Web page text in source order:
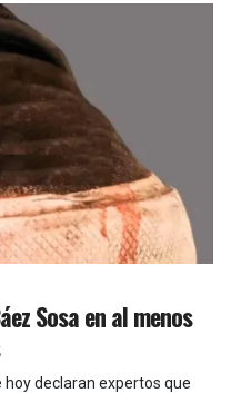
Sosa en al menos
hoy declaran expertos que